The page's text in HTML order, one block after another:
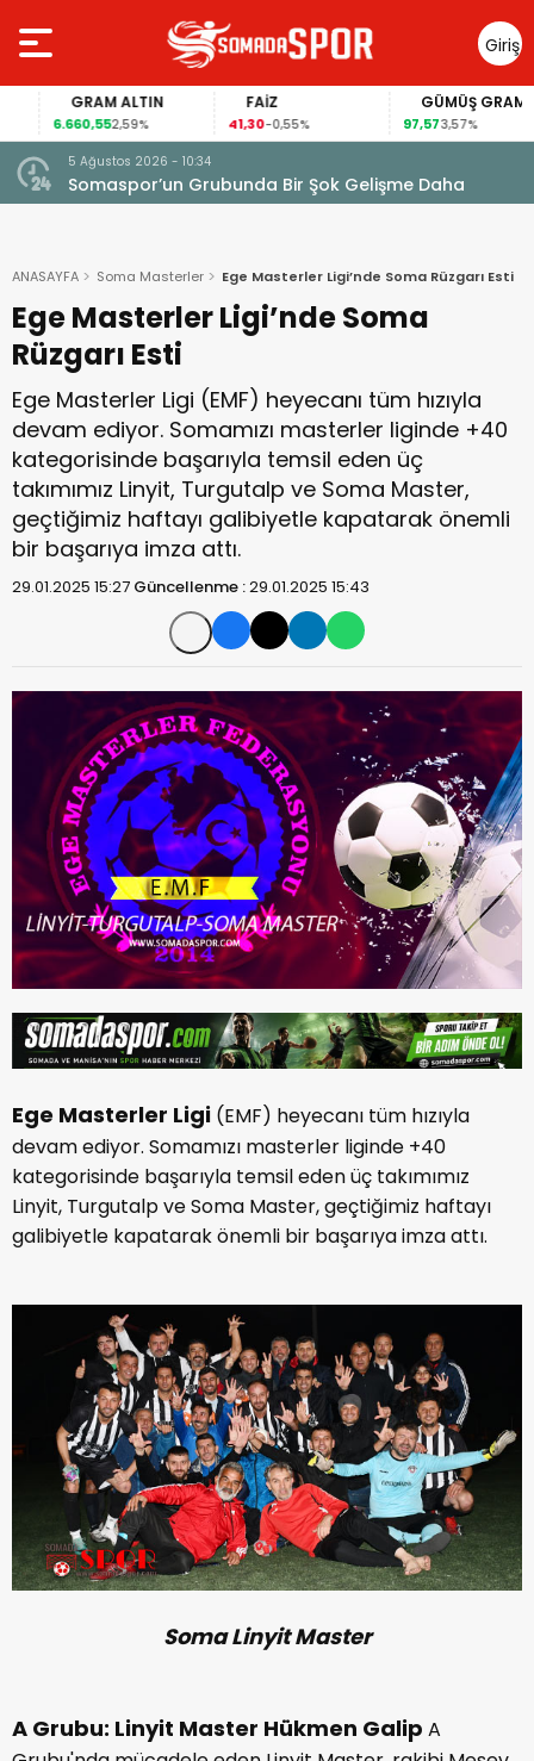
Giriş
Yap
GRAM ALTIN
6.660,552,59% -0,55%
GÜMÜŞ GRAM
3,57%
5 Ağustos 2026 - 10:34
Somaspor’un Grubunda Bir Şok Gelişme Daha
ANASAYFA Soma Masterler Ege Masterler Ligi’nde Soma Rüzgarı Esti
Ege Masterler Ligi’nde Soma
Rüzgarı Esti
Ege Masterler Ligi (EMF) heyecanı tüm hızıyla
devam ediyor. Somamızı masterler liginde +40
kategorisinde başarıyla temsil eden üç
takımımız Linyit, Turgutalp ve Soma Master,
geçtiğimiz haftayı galibiyetle kapatarak önemli
bir başarıya imza attı.
29.01.2025 15:27 Güncellenme :29.01.2025 15:43
Ege Masterler Ligi (EMF) heyecanı tüm hızıyla
devam ediyor. Somamızı masterler liginde +40
kategorisinde başarıyla temsil eden üç takımımız
Linyit, Turgutalp ve Soma Master, geçtiğimiz haftayı
galibiyetle kapatarak önemli bir başarıya imza attı.
Soma Linyit Master
A Grubu: Linyit Master Hükmen Galip A